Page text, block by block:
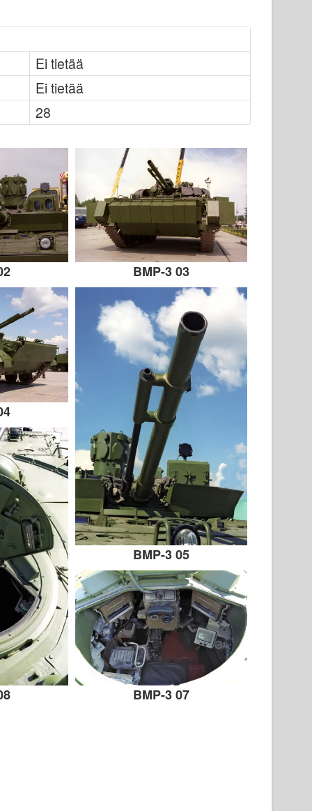
Ei tietää
Ei tietää
28
BMP-3 03
BMP-3 05
BMP-3 07